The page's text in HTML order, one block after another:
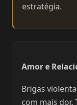
estratégia.
Amor e
Brigas
com mais dor.